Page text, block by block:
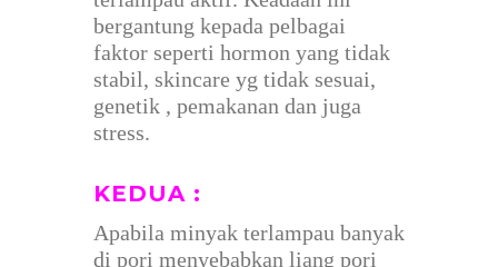
bergantung kepada pelbagai
faktor seperti hormon yang tidak
stabil, skincare yg tidak sesuai,
genetik , pemakanan dan juga
stress.
KEDUA :
Apabila minyak terlampau banyak
di pori menyebabkan liang pori